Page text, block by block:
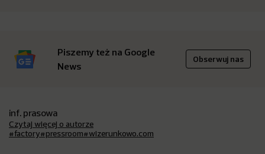
Piszemy też na Google
News
Obserwuj nas
inf. prasowa
Czytaj więcej o autorze
#factory#pressroom#wizerunkowo.com